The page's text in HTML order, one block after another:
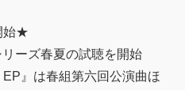
始★
ーズ春夏の試聴を開始
』は春組第六回公演曲ほ